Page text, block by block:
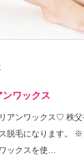
ワックス
アンワックス♡ 秩父
脱毛になります。 ※
ックスを使…